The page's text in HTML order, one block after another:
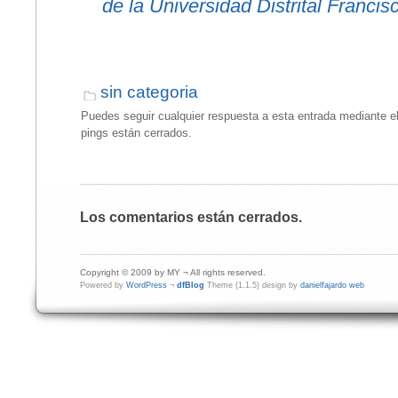
de la Universidad Distrital
sin categoria
Puedes seguir cualquier respuesta a esta entrada mediante
pings están cerrados.
Los comentarios están cerrados.
Copyright © 2009 by MY ¬ All rights reserved.
Powered by WordPress ¬ dfBlog Theme (1.1.5) design by danielfajardo web